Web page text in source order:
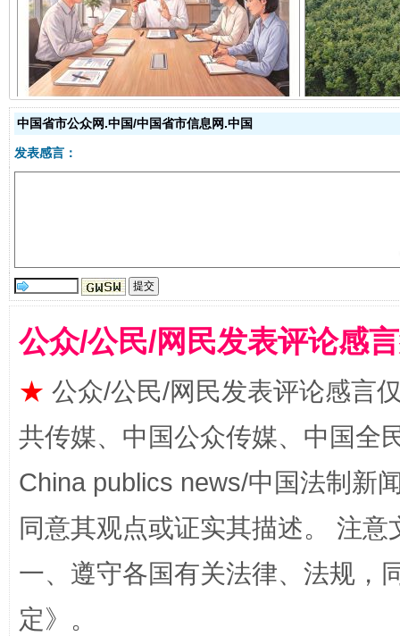
中国省市公众网.中国/中国省市信息网.中国
发表感言：
公众/公民/网民发表评论感
★ 公众/公民/网民发表评论感言
共传媒、中国公众传媒、中国全
China publics news/中国法制新
同意其观点或证实其描述。 注
一、遵守各国有关法律、法规，
定》。